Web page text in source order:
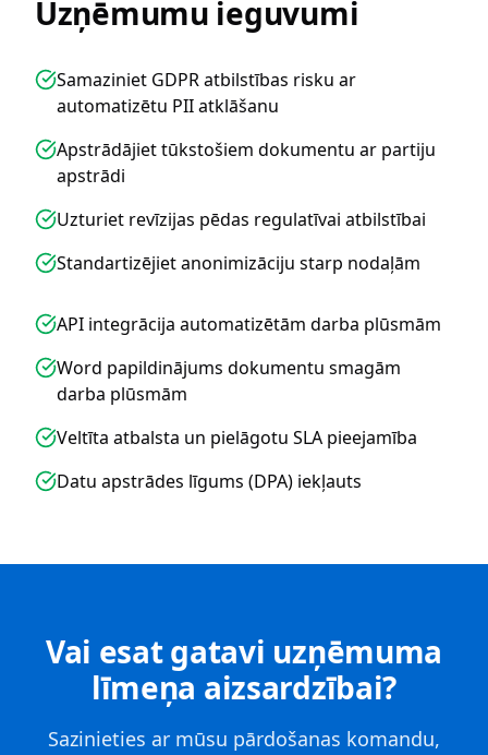
Uzņēmumu ieguvumi
Samaziniet GDPR atbilstības risku ar
automatizētu PII atklāšanu
Apstrādājiet tūkstošiem dokumentu ar partiju
apstrādi
Uzturiet revīzijas pēdas regulatīvai atbilstībai
Standartizējiet anonimizāciju starp nodaļām
API integrācija automatizētām darba plūsmām
Word papildinājums dokumentu smagām
darba plūsmām
Veltīta atbalsta un pielāgotu SLA pieejamība
Datu apstrādes līgums (DPA) iekļauts
Vai esat gatavi uzņēmuma
līmeņa aizsardzībai?
Sazinieties ar mūsu pārdošanas komandu,